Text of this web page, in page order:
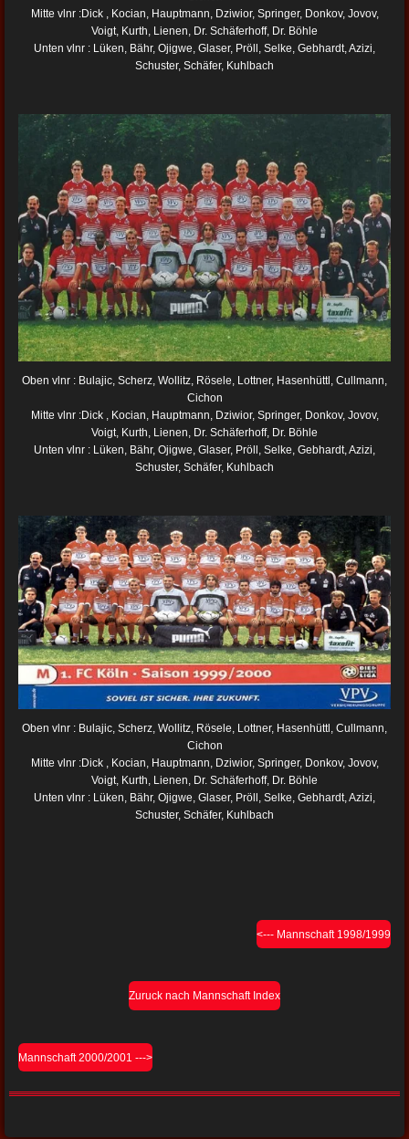
Mitte vlnr :Dick , Kocian, Hauptmann, Dziwior, Springer, Donkov, Jovov,
Voigt, Kurth, Lienen, Dr. Schäferhoff, Dr. Böhle
Unten vlnr : Lüken, Bähr, Ojigwe, Glaser, Pröll, Selke, Gebhardt, Azizi,
Schuster, Schäfer, Kuhlbach
Oben vlnr : Bulajic, Scherz, Wollitz, Rösele, Lottner, Hasenhüttl, Cullmann,
Cichon
Mitte vlnr :Dick , Kocian, Hauptmann, Dziwior, Springer, Donkov, Jovov,
Voigt, Kurth, Lienen, Dr. Schäferhoff, Dr. Böhle
Unten vlnr : Lüken, Bähr, Ojigwe, Glaser, Pröll, Selke, Gebhardt, Azizi,
Schuster, Schäfer, Kuhlbach
Oben vlnr : Bulajic, Scherz, Wollitz, Rösele, Lottner, Hasenhüttl, Cullmann,
Cichon
Mitte vlnr :Dick , Kocian, Hauptmann, Dziwior, Springer, Donkov, Jovov,
Voigt, Kurth, Lienen, Dr. Schäferhoff, Dr. Böhle
Unten vlnr : Lüken, Bähr, Ojigwe, Glaser, Pröll, Selke, Gebhardt, Azizi,
Schuster, Schäfer, Kuhlbach
<--- Mannschaft 1998/1999
Zuruck nach Mannschaft Index
Mannschaft 2000/2001 --->